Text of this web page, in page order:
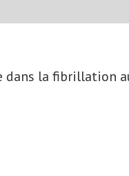
dans la fibrillation